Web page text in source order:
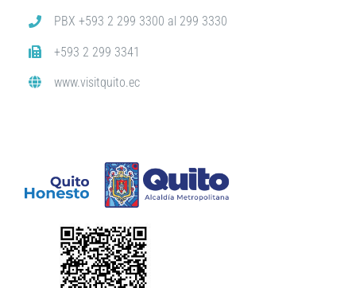
PBX +593 2 299 3300 al 299 3330
+593 2 299 3341
www.visitquito.ec